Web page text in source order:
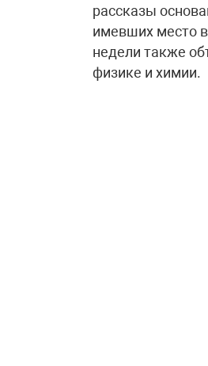
рассказы
имевших место
недели также
физике и химии.